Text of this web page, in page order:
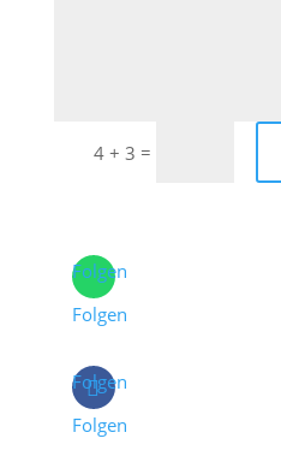
4 + 3 =
Folgen
Folgen
Folgen
Folgen